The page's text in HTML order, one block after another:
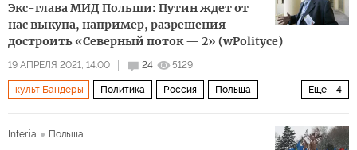
дивизия СС Галичина война 1939 - 1945
неофашизм
Экс-глава МИД Польши: Путин ждет от
нас выкупа, например, разрешения
достроить «Северный поток — 2» (wPolityce)
19 АПРЕЛЯ 2021, 14:00 24 5129
Еще 4
культ Бандеры Политика Россия Польша
Interia
Польша